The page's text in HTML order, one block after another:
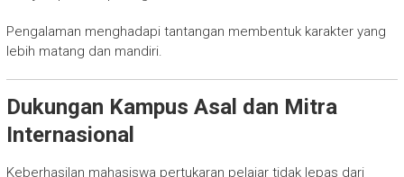
Pengalaman menghadapi tantangan membentuk karakter yang
lebih matang dan mandiri.
Dukungan Kampus Asal dan Mitra
Internasional
Keberhasilan mahasiswa pertukaran pelajar tidak lepas dari